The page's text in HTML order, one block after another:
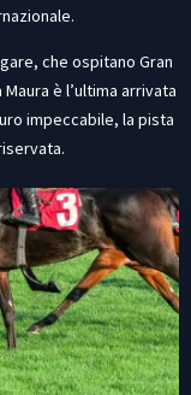
che ospitano Gran
è l’ultima arrivata
impeccabile, la pista